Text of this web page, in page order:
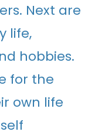
Next are
life,
hobbies.
for the
own life